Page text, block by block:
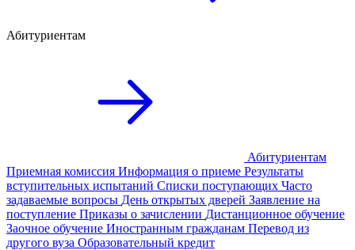
Абитуриентам
Абитуриентам
Приемная комиссия Информация о приеме Результаты
вступительных испытаний Списки поступающих Часто
задаваемые вопросы День открытых дверей Заявление на
поступление Приказы о зачислении Дистанционное обучение
Заочное обучение Иностранным гражданам Перевод из
другого вуза Образовательный кредит